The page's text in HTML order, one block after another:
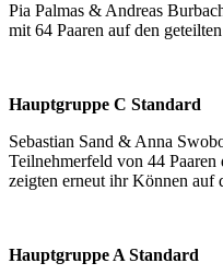
Pia Palmas & Andreas
mit 64 Paaren auf den
Hauptgruppe C Standard
Sebastian Sand & Anna
Teilnehmerfeld von 44
zeigten erneut ihr Können auf
Hauptgruppe A Standard